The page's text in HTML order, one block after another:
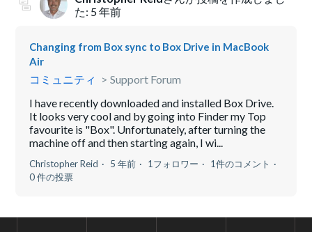
た: 5 年前
Changing from Box sync to Box Drive in MacBook
Air
コミュニティ
Support Forum
I have recently downloaded and installed Box Drive.
It looks very cool and by going into Finder my Top
favourite is "Box". Unfortunately, after turning the
machine off and then starting again, I wi...
Christopher Reid 5 年前 1フォロワー
1件のコメント
0 件の投票